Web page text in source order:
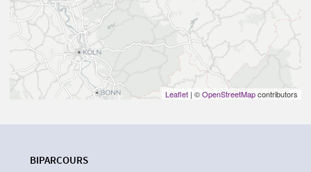
Leaflet | ©OpenStreetMapcontributors
BIPARCOURS